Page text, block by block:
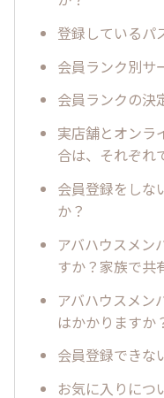
登録しているパ
会員ランク別サ
会員ランクの決
実店舗とオンラ
合は、それぞれ
会員登録をしな
か？
アバハウスメン
すか？家族で共
アバハウスメン
はかかりますか
会員登録できな
お気に入りにつ